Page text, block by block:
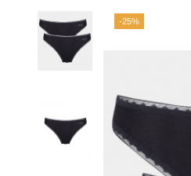
-25%